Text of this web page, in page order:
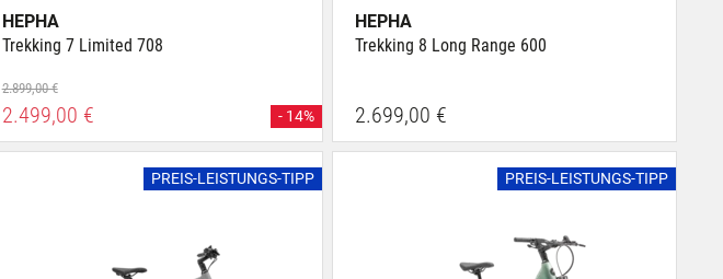
HEPHA
Trekking 7 Limited 708
2.899,00 €
2.499,00 € - 14%
HEPHA
Trekking 8 Long Range 600
2.699,00 €
PREIS-LEISTUNGS-TIPP PREIS-LEISTUNGS-TIPP